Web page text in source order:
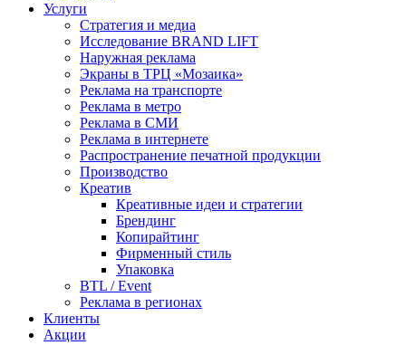
Услуги
Стратегия и медиа
Исследование BRAND LIFT
Наружная реклама
Экраны в ТРЦ «Мозаика»
Реклама на транспорте
Реклама в метро
Реклама в СМИ
Реклама в интернете
Распространение печатной продукции
Производство
Креатив
Креативные идеи и стратегии
Брендинг
Копирайтинг
Фирменный стиль
Упаковка
BTL / Event
Реклама в регионах
Клиенты
Акции